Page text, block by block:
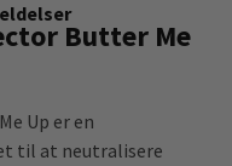
Butter Me
Up er en
til at neutralisere